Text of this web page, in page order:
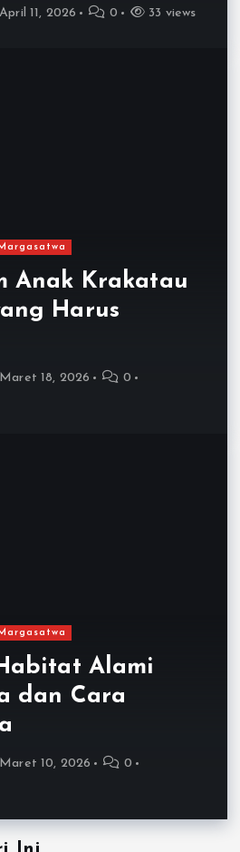
April 11, 2026 0 33 views
Anak Krakatau
Harus
Maret 18, 2026
0
Alami
dan Cara
Maret 10, 2026
0